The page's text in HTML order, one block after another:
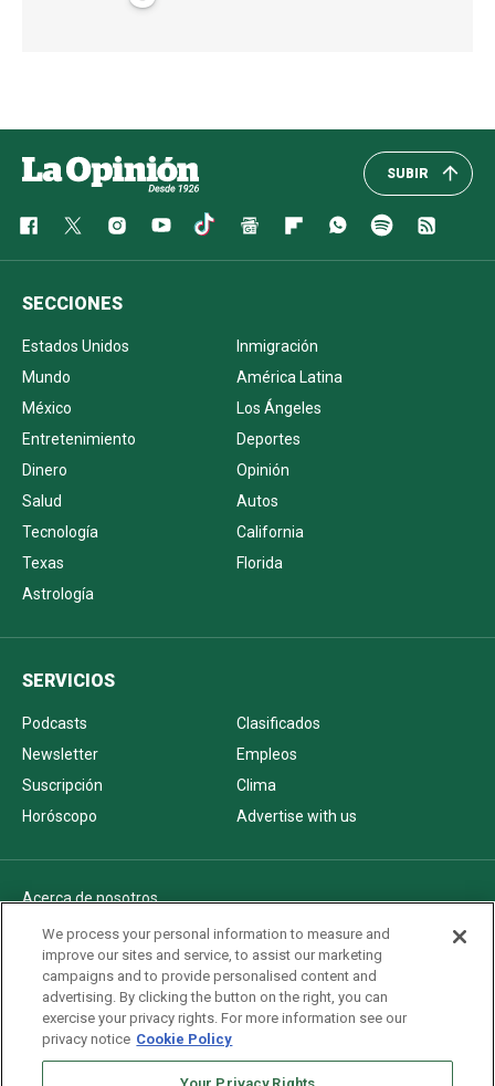
SUBIR
SECCIONES
Estados Unidos
Inmigración
Mundo
América Latina
México
Los Ángeles
Entretenimiento
Deportes
Dinero
Opinión
Salud
Autos
Tecnología
California
Texas
Florida
Astrología
SERVICIOS
Podcasts
Clasificados
Newsletter
Empleos
Suscripción
Clima
Horóscopo
Advertise with us
Acerca de nosotros
Politica de privacidad
Pautas Editoriales
AdChoices
Advertise with us
Newsletters
We process your personal information to measure and
improve our sites and service, to assist our marketing
campaigns and to provide personalised content and
advertising. By clicking the button on the right, you can
exercise your privacy rights. For more information see our
privacy notice Cookie Policy